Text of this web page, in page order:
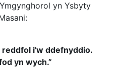
yn Ysbyty
reddfol i'w ddefnyddio.
yn wych.”